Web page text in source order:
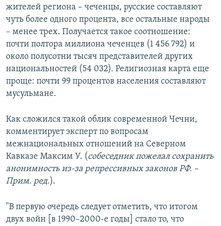
жителей региона – чеченцы, русские составляют
чуть более одного процента, все остальные народы
– менее трех. Получается такое соотношение:
почти полтора миллиона чеченцев (1 456 792) и
около полусотни тысяч представителей других
национальностей (54 032). Религиозная карта еще
проще: почти 99 процентов населения составляют
мусульмане.
Как сложился такой облик современной Чечни,
комментирует эксперт по вопросам
межнациональных отношений на Северном
Кавказе Максим У. (собеседник пожелал сохранить
анонимность из-за репрессивных законов РФ. –
Прим. ред.).
"В первую очередь следует отметить, что итогом
двух войн [в 1990–2000-е годы] стало то, что